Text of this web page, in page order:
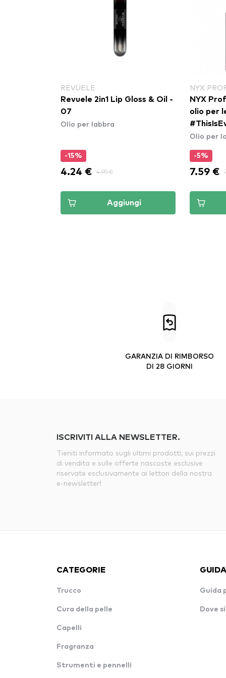
REVUELE
Revuele 2in1 Lip Gloss & Oil -
07
Olio per labbra
-15%
4.24 € 4.99 €
Aggiungi
NYX
NYX
olio per
(TIEO01)
Olio per
-5%
7.59 €
GARANZIA DI RIMBORSO
DI 28 GIORNI
ISCRIVITI ALLA NEWSLETTER.
Tieniti informato sugli ultimi prodotti, sui prezzi
di vendita e sulle offerte nascoste esclusive
riservate esclusivamente ai lettori della nostra
e-newsletter!
CATEGORIE
Trucco
Cura della pelle
Capelli
Fragranza
Strumenti e pennelli
Guida
Dove